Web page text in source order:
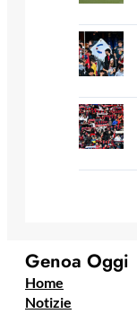
Genoa Oggi
Home
Notizie